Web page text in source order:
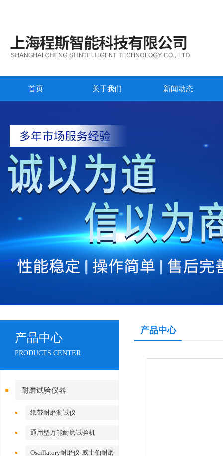
首页 关于我们 新闻动态
产品中心
PRODUCTS CENTER
耐磨试验仪器
纸带耐磨测试仪
通用型万能耐磨试验机
Oscillatory耐磨仪-威士伯耐磨
产品中心